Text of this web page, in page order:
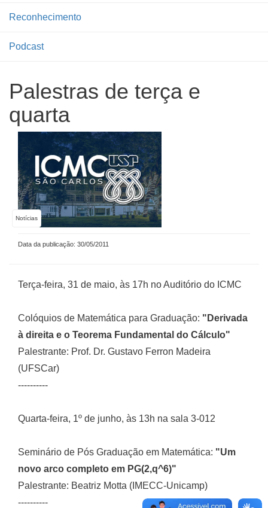
Reconhecimento
Podcast
Palestras de terça e
quarta
Notícias
Data da publicação: 30/05/2011
Terça-feira, 31 de maio, às 17h no Auditório do ICMC
Colóquios de Matemática para Graduação: "Derivada
à direita e o Teorema Fundamental do Cálculo"
Palestrante: Prof. Dr. Gustavo Ferron Madeira
(UFSCar)
----------
Quarta-feira, 1º de junho, às 13h na sala 3-012
Seminário de Pós Graduação em Matemática: "Um
novo arco completo em PG(2,q^6)"
Palestrante: Beatriz Motta (IMECC-Unicamp)
----------